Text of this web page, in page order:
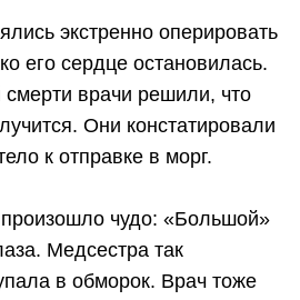
экстренно оперировать
его сердце остановилась.
смерти врачи решили, что
Они констатировали
к отправке в морг.
чудо: «Большой»
Медсестра так
в обморок. Врач тоже